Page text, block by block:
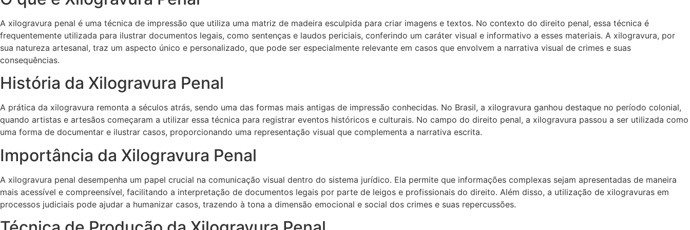
A xilogravura penal é uma técnica de impressão que utiliza uma matriz de madeira esculpida para criar imagens e textos. No contexto do direito penal, essa técnica é
frequentemente utilizada para ilustrar documentos legais, como sentenças e laudos periciais, conferindo um caráter visual e informativo a esses materiais. A xilogravura, por
sua natureza artesanal, traz um aspecto único e personalizado, que pode ser especialmente relevante em casos que envolvem a narrativa visual de crimes e suas
consequências.
História da Xilogravura Penal
A prática da xilogravura remonta a séculos atrás, sendo uma das formas mais antigas de impressão conhecidas. No Brasil, a xilogravura ganhou destaque no período colonial,
quando artistas e artesãos começaram a utilizar essa técnica para registrar eventos históricos e culturais. No campo do direito penal, a xilogravura passou a ser utilizada como
uma forma de documentar e ilustrar casos, proporcionando uma representação visual que complementa a narrativa escrita.
Importância da Xilogravura Penal
A xilogravura penal desempenha um papel crucial na comunicação visual dentro do sistema jurídico. Ela permite que informações complexas sejam apresentadas de maneira
mais acessível e compreensível, facilitando a interpretação de documentos legais por parte de leigos e profissionais do direito. Além disso, a utilização de xilogravuras em
processos judiciais pode ajudar a humanizar casos, trazendo à tona a dimensão emocional e social dos crimes e suas repercussões.